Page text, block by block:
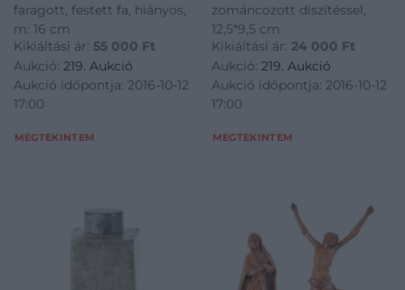
faragott, festett fa, hiányos,
m: 16 cm
Kikiáltási ár: 55 000 Ft
Aukció: 219. Aukció
Aukció időpontja: 2016-10-12
17:00
MEGTEKINTEM
zománcozott díszítéssel,
12,5*9,5 cm
Kikiáltási ár: 24 000 Ft
Aukció: 219. Aukció
Aukció időpontja: 2016-10-12
17:00
MEGTEKINTEM